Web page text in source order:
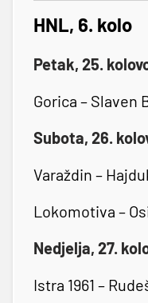
HNL, 6. kolo
Petak, 25.
Gorica – Slaven
Subota, 26.
Varaždin –
Lokomotiva –
Nedjelja, 27.
Istra 1961 –